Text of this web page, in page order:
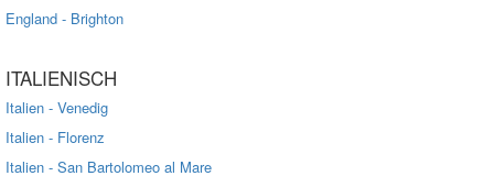
England - Brighton
ITALIENISCH
Italien - Venedig
Italien - Florenz
Italien - San Bartolomeo al Mare